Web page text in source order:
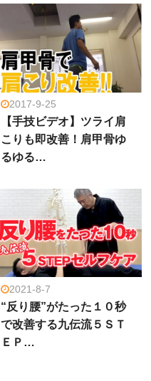
2017-9-25
【手技ビデオ】ツライ肩
こりも即改善！肩甲骨ゆ
るゆる…
2021-8-7
“反り腰”がたった１０秒
で改善する九伝流５ＳＴ
ＥＰ…